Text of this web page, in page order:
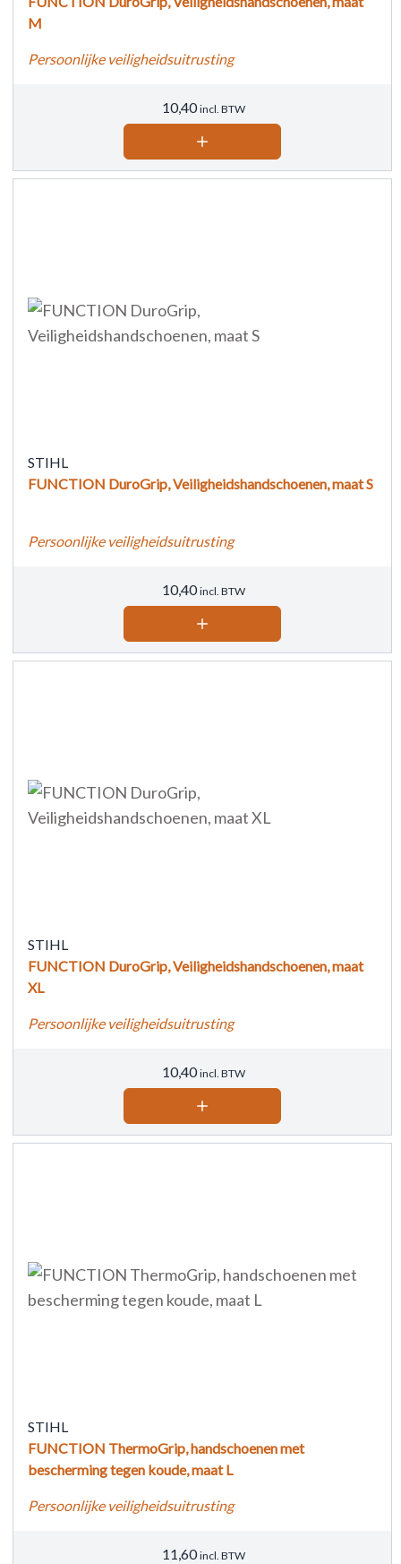
M
Persoonlijke veiligheidsuitrusting
10,40 incl. BTW
STIHL
FUNCTION DuroGrip, Veiligheidshandschoenen, maat S
Persoonlijke veiligheidsuitrusting
10,40 incl. BTW
STIHL
FUNCTION DuroGrip, Veiligheidshandschoenen, maat
XL
Persoonlijke veiligheidsuitrusting
10,40 incl. BTW
STIHL
FUNCTION ThermoGrip, handschoenen met
bescherming tegen koude, maat L
Persoonlijke veiligheidsuitrusting
11,60 incl. BTW